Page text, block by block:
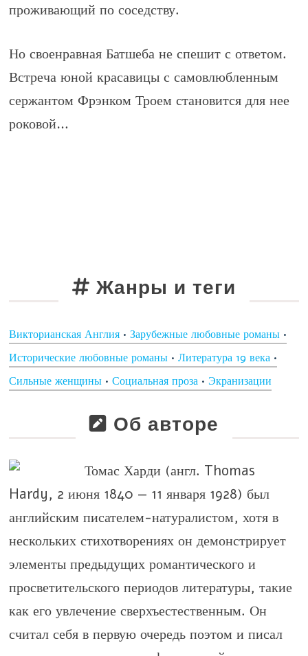
проживающий по соседству.
Но своенравная Батшеба не спешит с ответом.
Встреча юной красавицы с самовлюбленным
сержантом Фрэнком Троем становится для нее
роковой…
Жанры и теги
Викторианская Англия •Зарубежные любовные романы •
Исторические любовные романы •Литература 19 века •
Сильные женщины •Социальная проза •Экранизации
Об авторе
Томас Харди (англ. Thomas
Hardy, 2 июня 1840 — 11 января 1928) был
английским писателем-натуралистом, хотя в
нескольких стихотворениях он демонстрирует
элементы предыдущих романтического и
просветительского периодов литературы, такие
как его увлечение сверхъестественным. Он
считал себя в первую очередь поэтом и писал